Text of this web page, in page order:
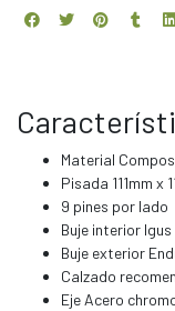
Material
Pisada 111mm x
9 pines por lado
Buje interior
Buje exterior
Calzado
Eje Acero